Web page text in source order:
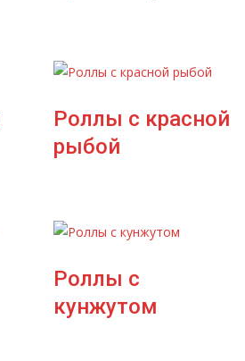
Роллы с красной
рыбой
Роллы с
кунжутом